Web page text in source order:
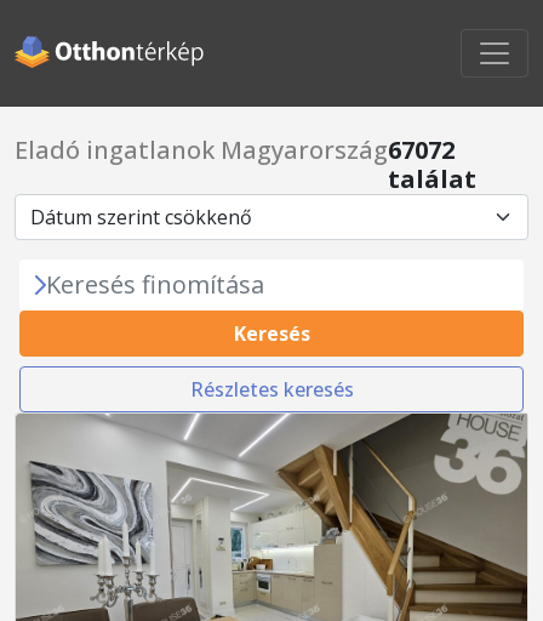
Eladó ingatlanok Magyarország67072
találat
Keresés finomítása
Keresés
Részletes keresés